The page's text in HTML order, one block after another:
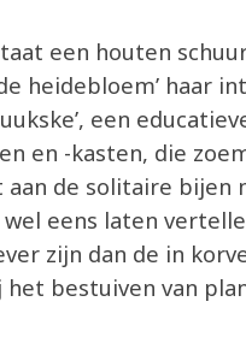
een houten
heidebloem’ haar
een
en -kasten, die
aan de solitaire
eens laten
zijn dan de in
bestuiven van